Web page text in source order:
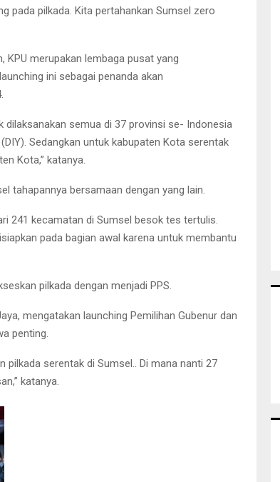
pada pilkada. Kita pertahankan Sumsel zero
KPU merupakan lembaga pusat yang
ini sebagai penanda akan
dilaksanakan semua di 37 provinsi se- Indonesia
Sedangkan untuk kabupaten Kota serentak
Kota,” katanya.
tahapannya bersamaan dengan yang lain.
241 kecamatan di Sumsel besok tes tertulis.
pada bagian awal karena untuk membantu
pilkada dengan menjadi PPS.
mengatakan launching Pemilihan Gubenur dan
penting.
pilkada serentak di Sumsel.. Di mana nanti 27
katanya.
Favorite